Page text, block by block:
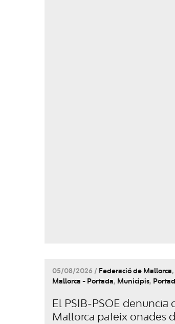
05/08/2026 / Federació de Mallorca,
Mallorca - Portada, Municipis,
El PSIB-PSOE denuncia
Mallorca pateix onades